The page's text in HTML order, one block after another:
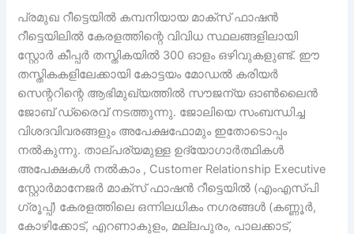
പ്രമുഖ റീട്ടെയിൽ കമ്പനിയായ മാക്സ് ഫാഷൻ
റീട്ടെയിലിൽ കേരളത്തിന്റെ വിവിധ സ്ഥലങ്ങളിലായി
സ്റ്റോർ കീപ്പർ തസ്തികയിൽ 300 ഓളം ഒഴിവുകളുണ്ട്. ഈ
തസ്തികകളിലേക്കായി കോട്ടയം മോഡൽ കരിയർ
സെന്ററിന്റെ ആഭിമുഖ്യത്തിൽ സൗജന്യ ഓൺലൈൻ
ജോബ് ഡ്രൈവ് നടത്തുന്നു. ജോലിയെ സംബന്ധിച്ച
വിശദവിവരങ്ങളും അപേക്ഷഫോമും ഇതോടൊപ്പം
നൽകുന്നു. താല്പര്യമുള്ള ഉദ്യോഗാർത്ഥികൾ
അപേക്ഷകൾ നൽകാം , Customer Relationship Executive
സ്റ്റോർമാനേജർ മാക്സ് ഫാഷൻ റീട്ടെയിൽ (എംഎസ്പി
ഗ്രൂപ്പ്) കേരളത്തിലെ ഒന്നിലധികം നഗരങ്ങൾ (കണ്ണൂർ,
കോഴിക്കോട്, എറണാകുളം, മല്ലപുരം, പാലക്കാട്,